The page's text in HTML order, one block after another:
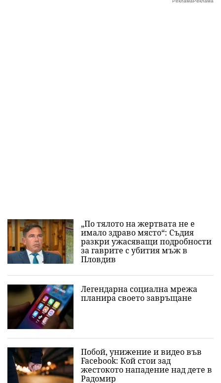
„По тялото на жертвата не е
имало здраво място“: Съдия
разкри ужасяващи подробности
за гаврите с убития мъж в
Пловдив
Легендарна социална мрежа
планира своето завръщане
Побой, унижение и видео във
Facebook: Кой стои зад
жестокото нападение над дете в
Радомир